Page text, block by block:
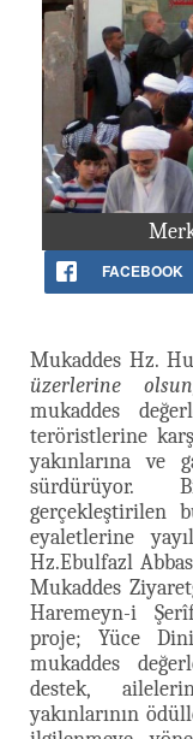
FACEBOOK
Mukaddes Hz.
üzerlerine
mukaddes
teröristlerine
yakınlarına ve
sürdürüyor.
gerçekleştirilen
eyaletlerine
Hz.Ebulfazl
Mukaddes
Haremeyn-i
proje; Yüce
mukaddes
destek,
yakınlarının